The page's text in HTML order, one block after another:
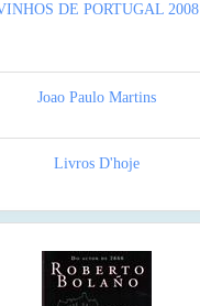
DE PORTUGAL 2008
Joao Paulo Martins
Livros D'hoje